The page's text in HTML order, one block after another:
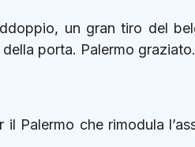
un gran tiro del
porta. Palermo graziato.
Palermo che rimodula